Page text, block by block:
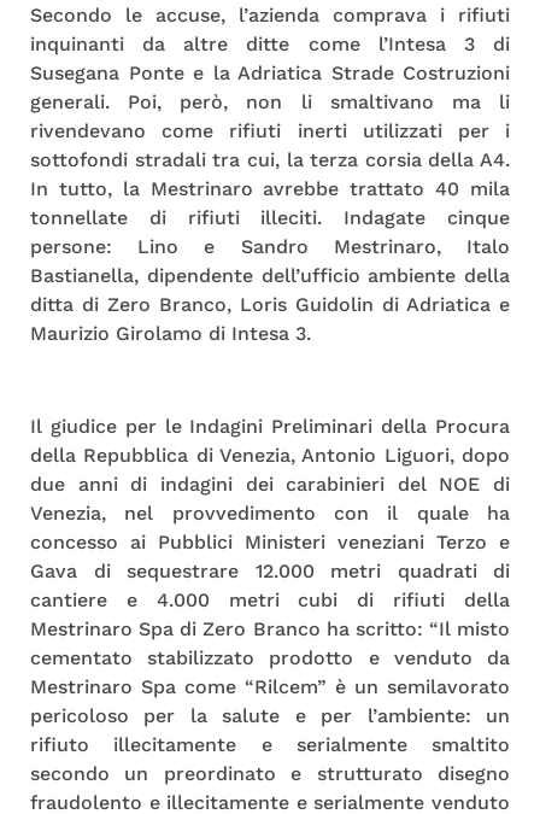
Secondo le accuse, l’azienda comprava i rifiuti
inquinanti da altre ditte come l’Intesa 3 di
Susegana Ponte e la Adriatica Strade Costruzioni
generali. Poi, però, non li smaltivano ma li
rivendevano come rifiuti inerti utilizzati per i
sottofondi stradali tra cui, la terza corsia della A4.
In tutto, la Mestrinaro avrebbe trattato 40 mila
tonnellate di rifiuti illeciti. Indagate cinque
persone: Lino e Sandro Mestrinaro, Italo
Bastianella, dipendente dell’ufficio ambiente della
ditta di Zero Branco, Loris Guidolin di Adriatica e
Maurizio Girolamo di Intesa 3.
Il giudice per le Indagini Preliminari della Procura
della Repubblica di Venezia, Antonio Liguori, dopo
due anni di indagini dei carabinieri del NOE di
Venezia, nel provvedimento con il quale ha
concesso ai Pubblici Ministeri veneziani Terzo e
Gava di sequestrare 12.000 metri quadrati di
cantiere e 4.000 metri cubi di rifiuti della
Mestrinaro Spa di Zero Branco ha scritto: “Il misto
cementato stabilizzato prodotto e venduto da
Mestrinaro Spa come “Rilcem” è un semilavorato
pericoloso per la salute e per l’ambiente: un
rifiuto illecitamente e serialmente smaltito
secondo un preordinato e strutturato disegno
fraudolento e illecitamente e serialmente venduto